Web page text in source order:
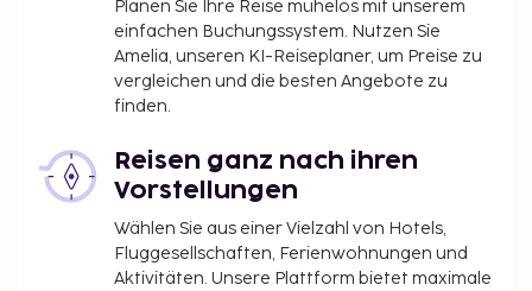
Planen Sie Ihre Reise mühelos mit unserem
einfachen Buchungssystem. Nutzen Sie
Amelia, unseren KI-Reiseplaner, um Preise zu
vergleichen und die besten Angebote zu
finden.
Reisen ganz nach ihren
Vorstellungen
Wählen Sie aus einer Vielzahl von Hotels,
Fluggesellschaften, Ferienwohnungen und
Aktivitäten. Unsere Plattform bietet maximale